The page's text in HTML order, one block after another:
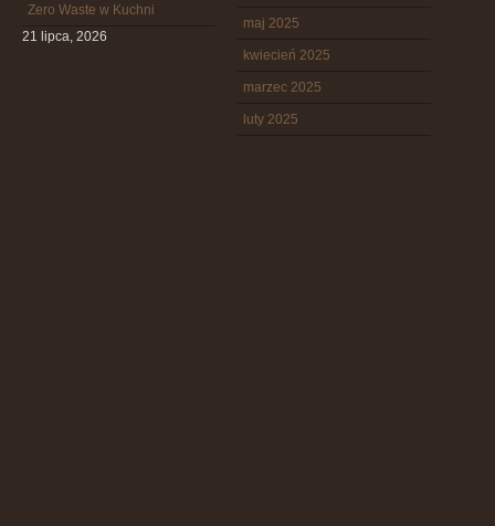
Zero Waste w Kuchni
21 lipca, 2026
maj 2025
kwiecień 2025
marzec 2025
luty 2025